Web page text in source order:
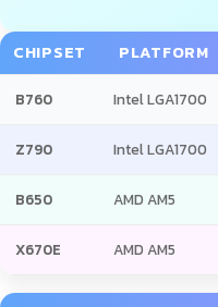
CHIPSET PLATFORM
B760 Intel LGA1700
Z790 Intel LGA1700
B650 AMD AM5
X670E AMD AM5